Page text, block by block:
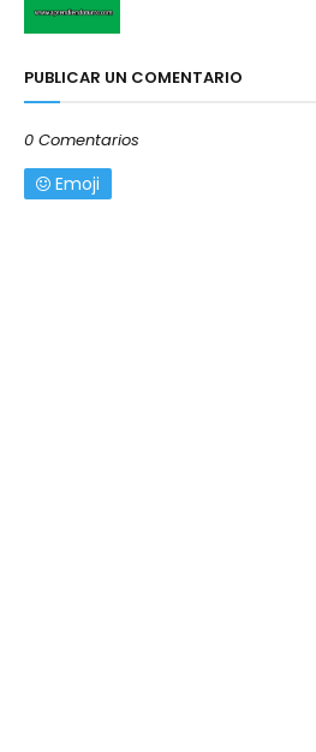
PUBLICAR UN COMENTARIO
0 Comentarios
Emoji